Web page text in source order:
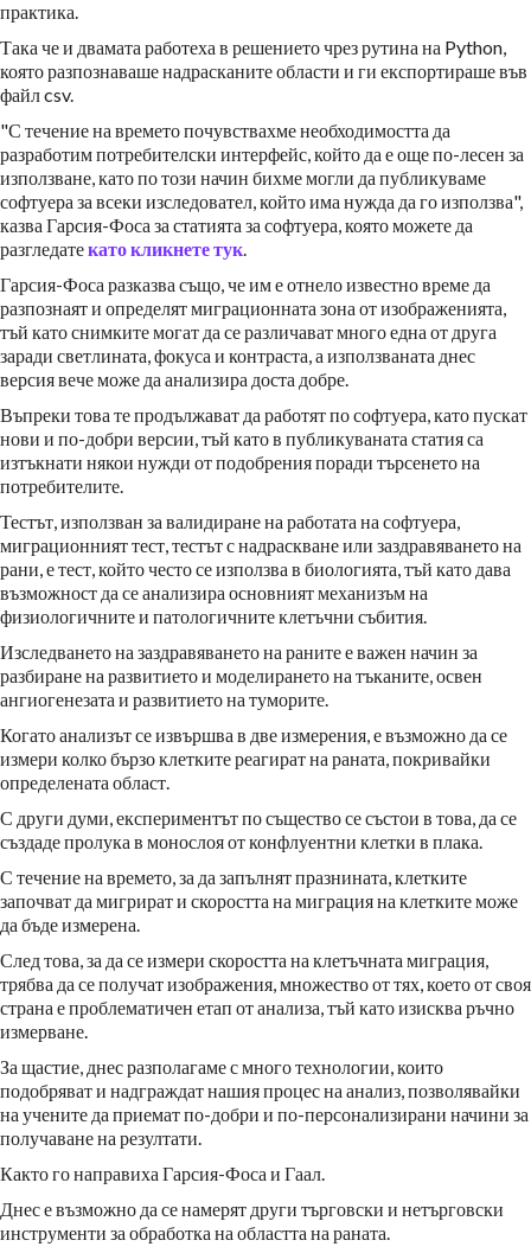
практика.
Така че и двамата работеха в решението чрез рутина на Python,
която разпознаваше надрасканите области и ги експортираше във
файл csv.
"С течение на времето почувствахме необходимостта да
разработим потребителски интерфейс, който да е още по-лесен за
използване, като по този начин бихме могли да публикуваме
софтуера за всеки изследовател, който има нужда да го използва",
казва Гарсия-Фоса за статията за софтуера, която можете да
разгледатекато кликнете тук.
Гарсия-Фоса разказва също, че им е отнело известно време да
разпознаят и определят миграционната зона от изображенията,
тъй като снимките могат да се различават много една от друга
заради светлината, фокуса и контраста, а използваната днес
версия вече може да анализира доста добре.
Въпреки това те продължават да работят по софтуера, като пускат
нови и по-добри версии, тъй като в публикуваната статия са
изтъкнати някои нужди от подобрения поради търсенето на
потребителите.
Тестът, използван за валидиране на работата на софтуера,
миграционният тест, тестът с надраскване или заздравяването на
рани, е тест, който често се използва в биологията, тъй като дава
възможност да се анализира основният механизъм на
физиологичните и патологичните клетъчни събития.
Изследването на заздравяването на раните е важен начин за
разбиране на развитието и моделирането на тъканите, освен
ангиогенезата и развитието на туморите.
Когато анализът се извършва в две измерения, е възможно да се
измери колко бързо клетките реагират на раната, покривайки
определената област.
С други думи, експериментът по същество се състои в това, да се
създаде пролука в монослоя от конфлуентни клетки в плака.
С течение на времето, за да запълнят празнината, клетките
започват да мигрират и скоростта на миграция на клетките може
да бъде измерена.
След това, за да се измери скоростта на клетъчната миграция,
трябва да се получат изображения, множество от тях, което от своя
страна е проблематичен етап от анализа, тъй като изисква ръчно
измерване.
За щастие, днес разполагаме с много технологии, които
подобряват и надграждат нашия процес на анализ, позволявайки
на учените да приемат по-добри и по-персонализирани начини за
получаване на резултати.
Както го направиха Гарсия-Фоса и Гаал.
Днес е възможно да се намерят други търговски и нетърговски
инструменти за обработка на областта на раната.